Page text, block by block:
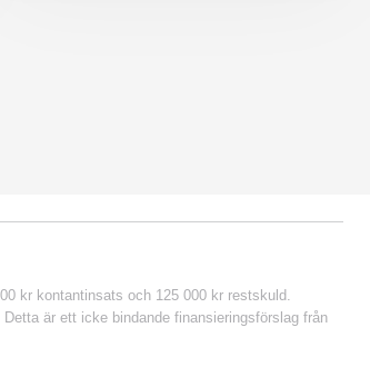
kr kontantinsats och 125 000 kr restskuld.
är ett icke bindande finansieringsförslag från